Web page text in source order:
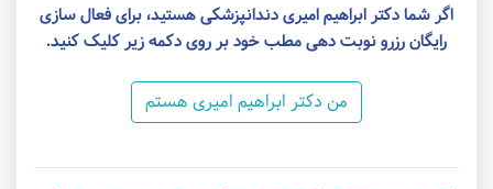
اگر شما دکتر ابراهیم امیری دندانپزشکی هستید، برای فعال سازی
رایگان رزرو نوبت دهی مطب خود بر روی دکمه زیر کلیک کنید.
من دکتر ابراهیم امیری هستم